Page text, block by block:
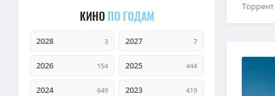
КИНОПО ГОДАМ
2028 3 2027 7
2026 154 2025 444
2024 649 2023 419